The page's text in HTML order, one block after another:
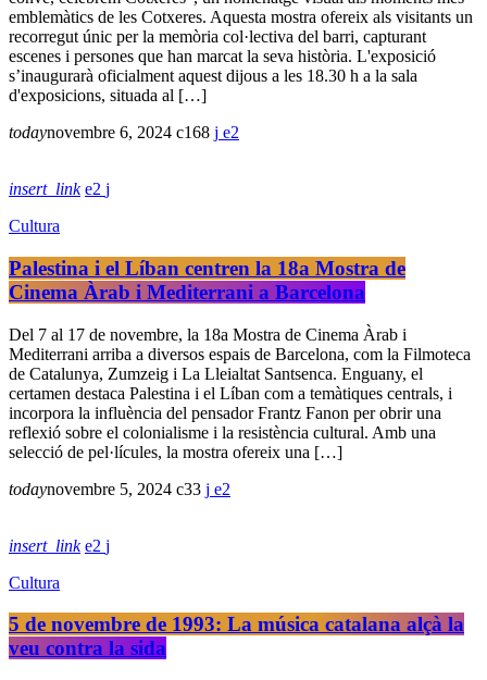
emblemàtics de les Cotxeres. Aquesta mostra ofereix als visitants un
recorregut únic per la memòria col·lectiva del barri, capturant
escenes i persones que han marcat la seva història. L'exposició
s’inaugurarà oficialment aquest dijous a les 18.30 h a la sala
d'exposicions, situada al […]
todaynovembre 6, 2024 168 2
insert_link
2
Cultura
Palestina i el Líban centren la 18a Mostra de
Cinema Àrab i Mediterrani a Barcelona
Del 7 al 17 de novembre, la 18a Mostra de Cinema Àrab i
Mediterrani arriba a diversos espais de Barcelona, com la Filmoteca
de Catalunya, Zumzeig i La Lleialtat Santsenca. Enguany, el
certamen destaca Palestina i el Líban com a temàtiques centrals, i
incorpora la influència del pensador Frantz Fanon per obrir una
reflexió sobre el colonialisme i la resistència cultural. Amb una
selecció de pel·lícules, la mostra ofereix una […]
todaynovembre 5, 2024 33 2
insert_link
2
Cultura
5 de novembre de 1993: La música catalana alçà la
veu contra la sida